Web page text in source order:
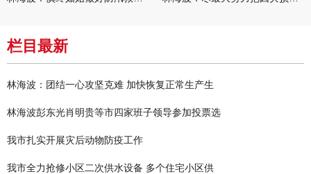
栏目最新
林海波：团结一心攻坚克难 加快恢复正常生产生
林海波彭东光肖明贵等市四家班子领导参加投票选
我市扎实开展灾后动物防疫工作
我市全力抢修小区二次供水设备 多个住宅小区供